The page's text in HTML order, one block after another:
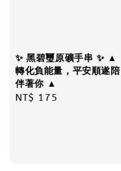
✨ 黑碧璽原礦手串 ✨ ▲
轉化負能量，平安順遂陪
伴著你 ▲
Regular
NT$ 175